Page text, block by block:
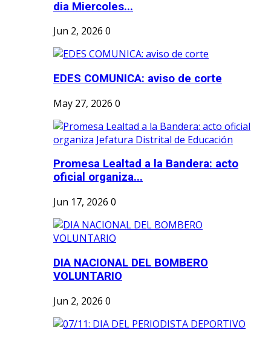
dia Miercoles...
Jun 2, 2026 0
EDES COMUNICA: aviso de corte
May 27, 2026 0
Promesa Lealtad a la Bandera: acto
oficial organiza...
Jun 17, 2026 0
DIA NACIONAL DEL BOMBERO
VOLUNTARIO
Jun 2, 2026 0